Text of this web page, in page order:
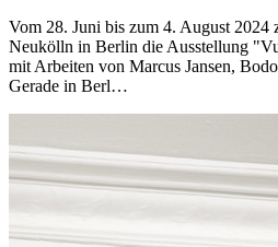
Vom 28. Juni bis zum 4. August 2024
Neukölln in Berlin die Ausstellung
mit Arbeiten von Marcus Jansen,
Gerade in Berl…